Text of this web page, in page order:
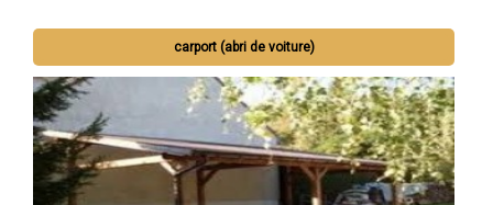
carport (abri de voiture)